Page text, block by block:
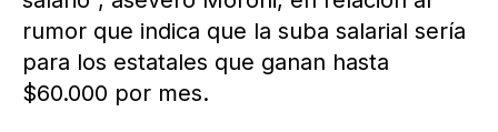
rumor que indica que la suba salarial sería
para los estatales que ganan hasta
$60.000 por mes.